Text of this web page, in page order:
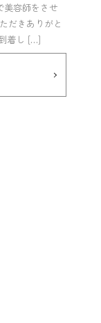
美容師をさせ
だきありがと
着し […]